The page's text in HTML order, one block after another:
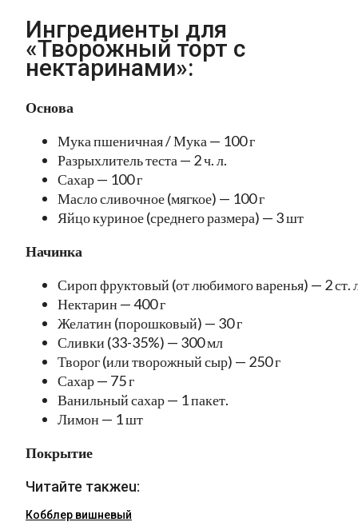
Ингредиенты для
«Творожный торт с
нектаринами»:
Основа
Мука пшеничная / Мука — 100 г
Разрыхлитель теста — 2 ч. л.
Сахар — 100 г
Масло сливочное (мягкое) — 100 г
Яйцо куриное (среднего размера) — 3 шт
Начинка
Сироп фруктовый (от любимого варенья) — 2 ст.
Нектарин — 400 г
Желатин (порошковый) — 30 г
Сливки (33-35%) — 300 мл
Творог (или творожный сыр) — 250 г
Сахар — 75 г
Ванильный сахар — 1 пакет.
Лимон — 1 шт
Покрытие
Читайте такжеu:
Кобблер вишневый